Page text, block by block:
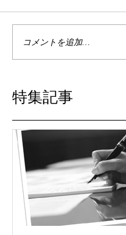
コメントを追加…
特集記事